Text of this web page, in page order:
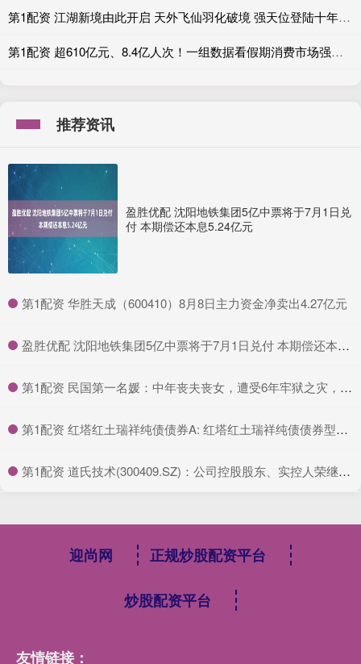
第1配资 江湖新境由此开启 天外飞仙羽化破境 强天位登陆十年之约
第1配资 超610亿元、8.4亿人次！一组数据看假期消费市场强劲活力
推荐资讯
盈胜优配 沈阳地铁集团5亿中票将于7月1日兑
付 本期偿还本息5.24亿元
​第1配资 华胜天成（600410）8月8日主力资金净卖出4.27亿元
​盈胜优配 沈阳地铁集团5亿中票将于7月1日兑付 本期偿还本息5.24亿元
​第1配资 民国第一名媛：中年丧夫丧女，遭受6年牢狱之灾，95岁仍优雅美丽_姚念媛_郑念_郑康
​第1配资 红塔红土瑞祥纯债债券A: 红塔红土瑞祥纯债债券型证券投资基金(红塔红土瑞祥纯债债券A份额)基金产品资料概要更新
​第1配资 道氏技术(300409.SZ)：公司控股股东、实控人荣继华拟减持1542万股，占公司总股本1.97%
迎尚网 正规炒股配资平台
炒股配资平台
友情链接：